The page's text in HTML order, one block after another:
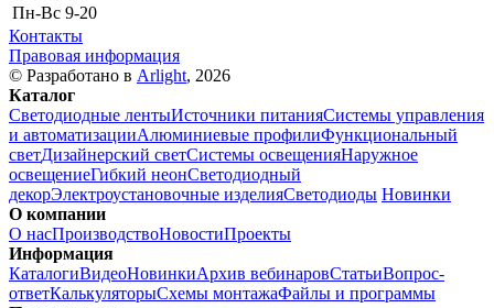
Пн-Вс 9-20
Контакты
Правовая информация
© Разработано в Arlight, 2026
Каталог
Светодиодные лентыИсточники питанияСистемы управления
и автоматизацииАлюминиевые профилиФункциональный
светДизайнерский светСистемы освещенияНаружное
освещениеГибкий неонСветодиодный
декорЭлектроустановочные изделияСветодиоды Новинки
О компании
О насПроизводствоНовостиПроекты
Информация
КаталогиВидеоНовинкиАрхив вебинаровСтатьиВопрос-
ответКалькуляторыСхемы монтажаФайлы и программы